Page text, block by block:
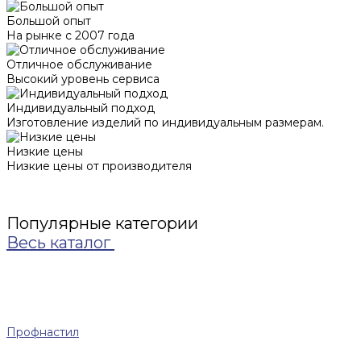
Большой опыт
На рынке с 2007 года
Отличное обслуживание
Высокий уровень сервиса
Индивидуальный подход
Изготовление изделий по индивидуальным размерам.
Низкие цены
Низкие цены от производителя
Популярные категории
Весь каталог
Профнастил